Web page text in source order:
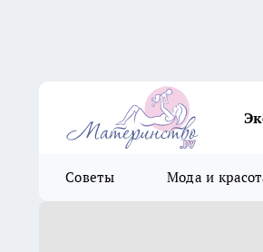
Советы Мода и